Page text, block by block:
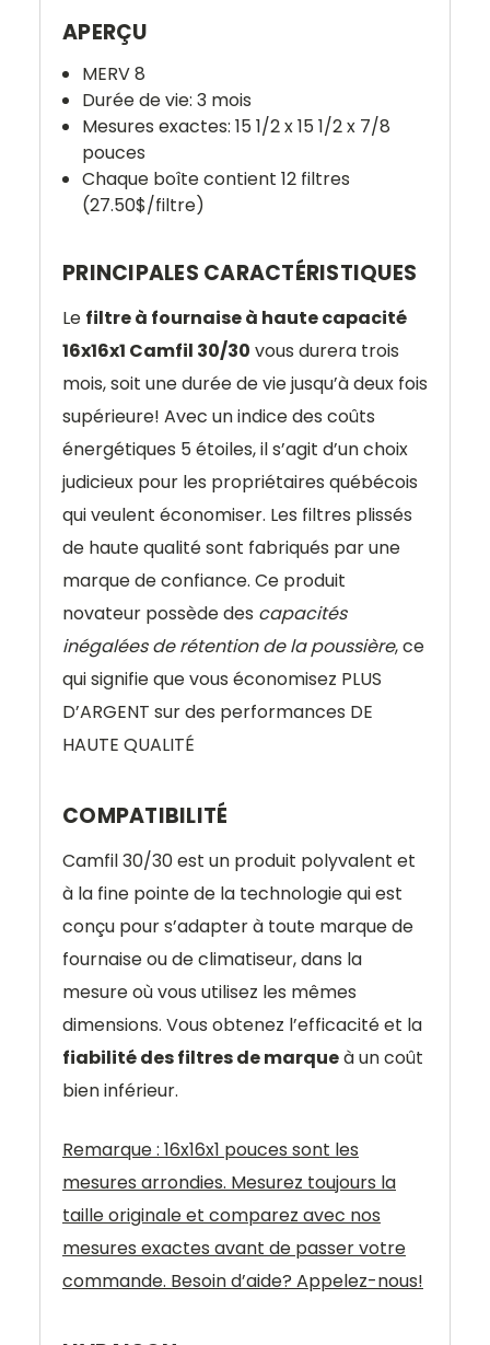
APERÇU
MERV 8
Durée de vie: 3 mois
Mesures exactes: 15 1/2 x 15 1/2 x 7/8
pouces
Chaque boîte contient 12 filtres
(27.50$/filtre)
PRINCIPALES CARACTÉRISTIQUES
Le filtre à fournaise à haute capacité
16x16x1 Camfil 30/30 vous durera trois
mois, soit une durée de vie jusqu’à deux fois
supérieure! Avec un indice des coûts
énergétiques 5 étoiles, il s’agit d’un choix
judicieux pour les propriétaires québécois
qui veulent économiser. Les filtres plissés
de haute qualité sont fabriqués par une
marque de confiance. Ce produit
novateur possède des capacités
inégalées de rétention de la poussière, ce
qui signifie que vous économisez PLUS
D’ARGENT sur des performances DE
HAUTE QUALITÉ
COMPATIBILITÉ
Camfil 30/30 est un produit polyvalent et
à la fine pointe de la technologie qui est
conçu pour s’adapter à toute marque de
fournaise ou de climatiseur, dans la
mesure où vous utilisez les mêmes
dimensions. Vous obtenez l’efficacité et la
fiabilité des filtres de marqueà un coût
bien inférieur.
Remarque : 16x16x1 pouces sont les
mesures arrondies. Mesurez toujours la
taille originale et comparez avec nos
mesures exactes avant de passer votre
commande. Besoin d’aide? Appelez-nous!